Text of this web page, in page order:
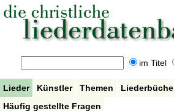
im Titel
Lieder Künstler Themen
Häufig gestellte Fragen